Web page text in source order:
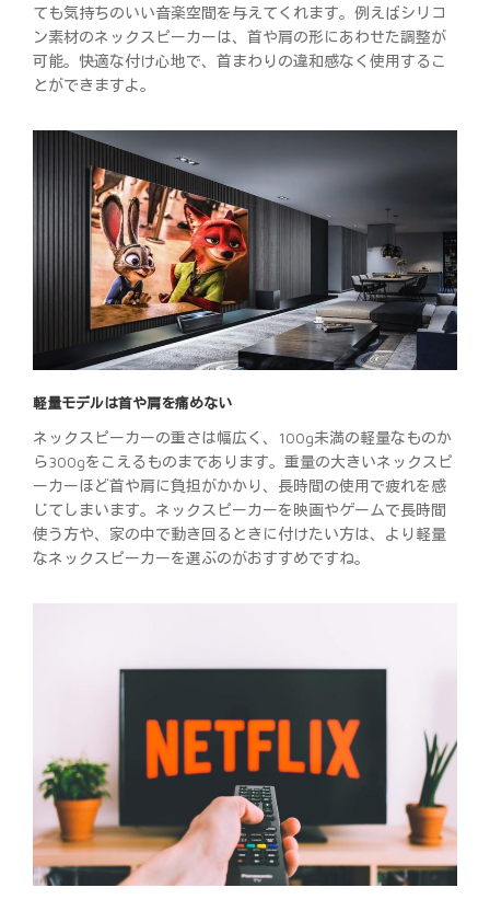
ても気持ちのいい音楽空間を与えてくれます。例えばシリコ
ン素材のネックスピーカーは、首や肩の形にあわせた調整が
可能。快適な付け心地で、首まわりの違和感なく使用するこ
とができますよ。
軽量モデルは首や肩を痛めない
ネックスピーカーの重さは幅広く、100g未満の軽量なものか
ら300gをこえるものまであります。重量の大きいネックスピ
ーカーほど首や肩に負担がかかり、長時間の使用で疲れを感
じてしまいます。ネックスピーカーを映画やゲームで長時間
使う方や、家の中で動き回るときに付けたい方は、より軽量
なネックスピーカーを選ぶのがおすすめですね。